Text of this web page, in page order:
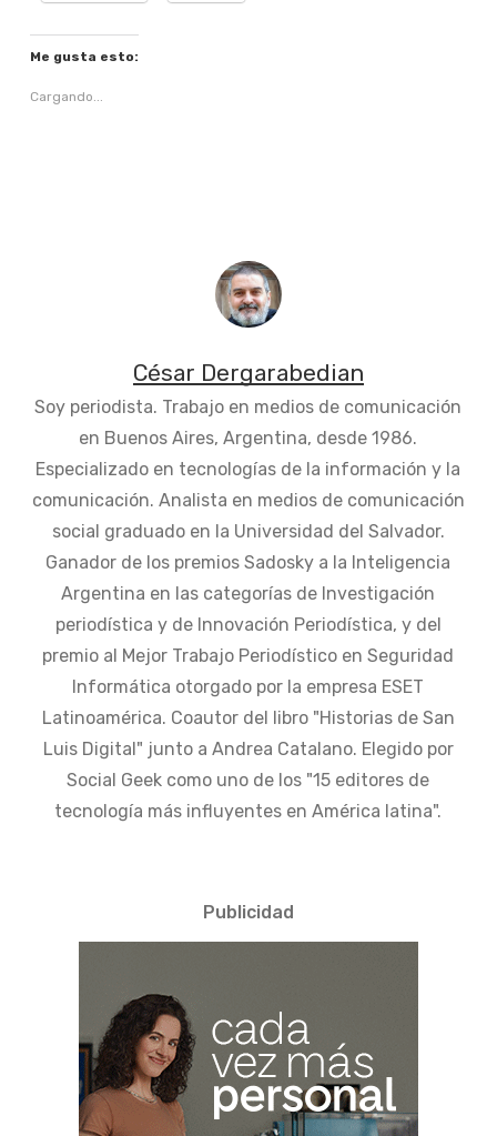
Me gusta esto:
Cargando...
César Dergarabedian
Soy periodista. Trabajo en medios de comunicación
en Buenos Aires, Argentina, desde 1986.
Especializado en tecnologías de la información y la
comunicación. Analista en medios de comunicación
social graduado en la Universidad del Salvador.
Ganador de los premios Sadosky a la Inteligencia
Argentina en las categorías de Investigación
periodística y de Innovación Periodística, y del
premio al Mejor Trabajo Periodístico en Seguridad
Informática otorgado por la empresa ESET
Latinoamérica. Coautor del libro "Historias de San
Luis Digital" junto a Andrea Catalano. Elegido por
Social Geek como uno de los "15 editores de
tecnología más influyentes en América latina".
Publicidad